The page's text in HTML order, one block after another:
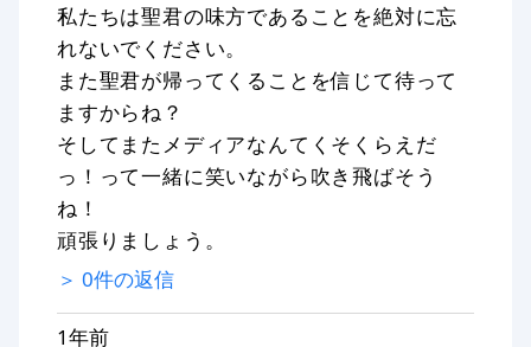
私たちは聖君の味方であることを絶対に忘
れないでください。
また聖君が帰ってくることを信じて待って
ますからね？
そしてまたメディアなんてくそくらえだ
っ！って一緒に笑いながら吹き飛ばそう
ね！
頑張りましょう。
＞ 0件の返信
1年前